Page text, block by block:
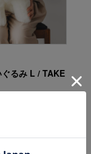
るみ L / TAKE